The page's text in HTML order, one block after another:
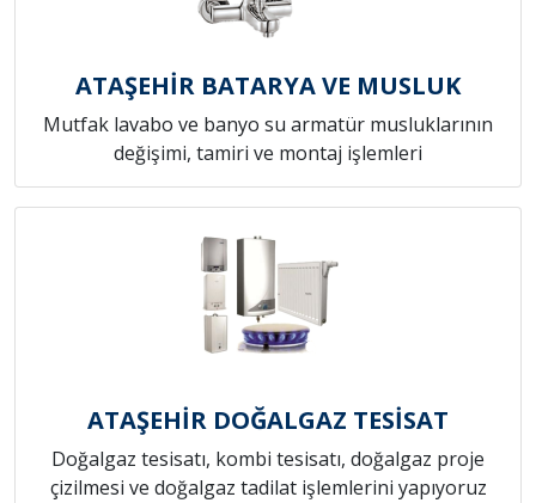
ATAŞEHİR BATARYA VE MUSLUK
Mutfak lavabo ve banyo su armatür musluklarının
değişimi, tamiri ve montaj işlemleri
ATAŞEHİR DOĞALGAZ TESİSAT
Doğalgaz tesisatı, kombi tesisatı, doğalgaz proje
çizilmesi ve doğalgaz tadilat işlemlerini yapıyoruz